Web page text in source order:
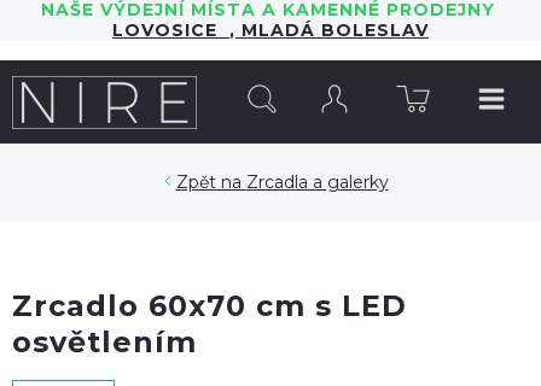
NAŠE VÝDEJNÍ MÍSTA A KAMENNÉ PRODEJNY
LOVOSICE , MLADÁ BOLESLAV
Zrcadla a galerky
Zrcadlo 60x70 cm s LED
osvětlením